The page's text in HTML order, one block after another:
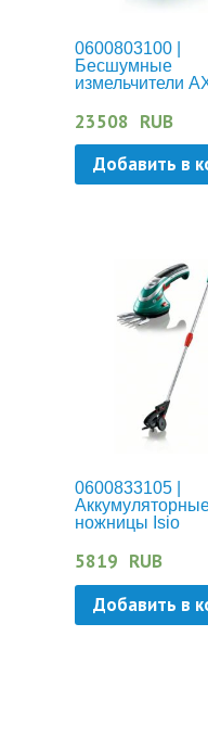
0600803100 |
Бесшумные
измельчители
23508 RUB
Добавить в
0600833105 |
ножницы Isio
5819 RUB
Добавить в